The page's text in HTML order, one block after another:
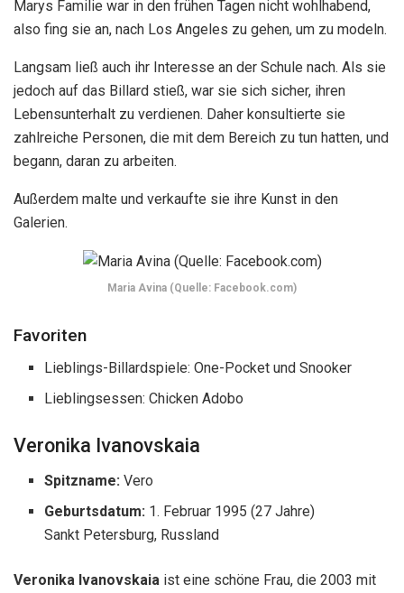
Marys Familie war in den frühen Tagen nicht wohlhabend,
also fing sie an, nach Los Angeles zu gehen, um zu modeln.
Langsam ließ auch ihr Interesse an der Schule nach. Als sie
jedoch auf das Billard stieß, war sie sich sicher, ihren
Lebensunterhalt zu verdienen. Daher konsultierte sie
zahlreiche Personen, die mit dem Bereich zu tun hatten, und
begann, daran zu arbeiten.
Außerdem malte und verkaufte sie ihre Kunst in den
Galerien.
Maria Avina (Quelle: Facebook.com)
Favoriten
Lieblings-Billardspiele: One-Pocket und Snooker
Lieblingsessen: Chicken Adobo
Veronika Ivanovskaia
Spitzname: Vero
Geburtsdatum: 1. Februar 1995 (27 Jahre)
Sankt Petersburg, Russland
Veronika Ivanovskaia ist eine schöne Frau, die 2003 mit